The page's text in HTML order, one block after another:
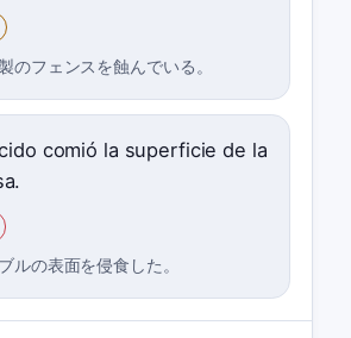
のフェンスを蝕んでいる。
comió la superficie de la
ルの表面を侵食した。